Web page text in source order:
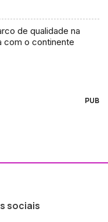
de qualidade na
com o continente
PUB
sociais